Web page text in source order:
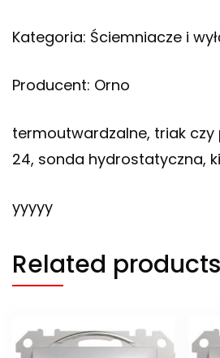
Kategoria: Ściemniacze i
Producent: Orno
termoutwardzalne, triak czy
24, sonda hydrostatyczna,
yyyyy
Related products